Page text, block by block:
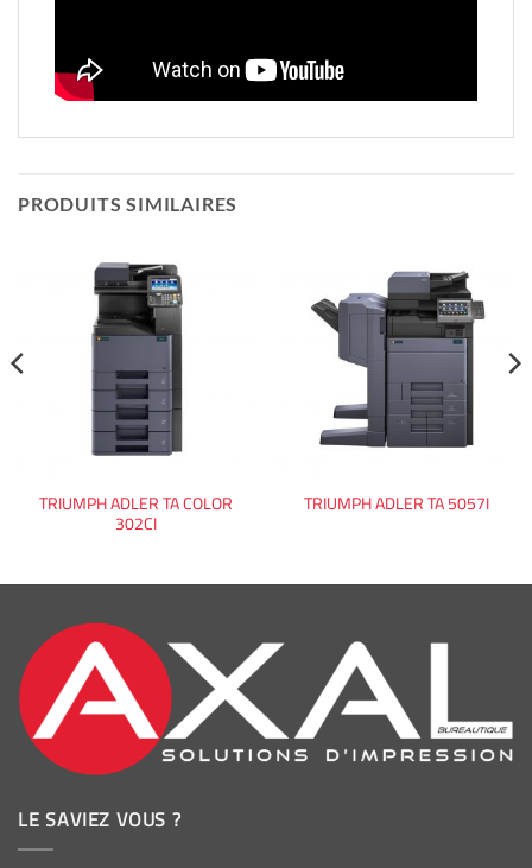
PRODUITS SIMILAIRES
TRIUMPH ADLER TA COLOR
302CI
TRIUMPH ADLER TA 5057I
LE SAVIEZ VOUS ?